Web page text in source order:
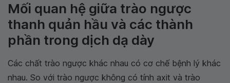
Mối quan hệ giữa trào ngược
thanh quản hầu và các thành
phần trong dịch dạ dày
Các chất trào ngược khác nhau có cơ chế bệnh lý khác
nhau. So với trào ngược không có tính axit và trào